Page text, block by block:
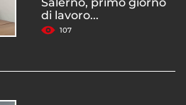
di lavoro...
107